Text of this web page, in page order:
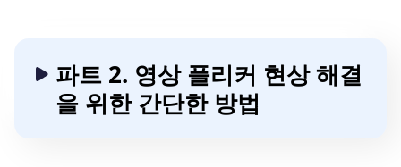
파트 2. 영상 플리커 현상 해결
을 위한 간단한 방법